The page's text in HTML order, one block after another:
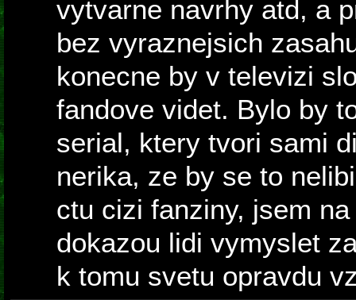
vytvarne navrhy atd, a
bez vyraznejsich
konecne by v televizi
fandove videt. Bylo by
serial, ktery tvori sami
nerika, ze by se to
ctu cizi fanziny, jsem
dokazou lidi vymyslet
k tomu svetu opravdu